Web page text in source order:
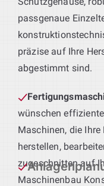
passgenaue
präzise auf Ihre
abgestimmt sind.
wünschen
Maschinen, die
herstellen,
zugeschnitten auf
Maschinenbau